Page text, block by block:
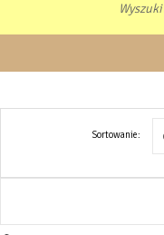
Sortowanie: